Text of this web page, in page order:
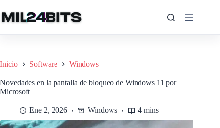
al
contenido
Inicio Software Windows
Novedades en la pantalla de bloqueo de Windows 11 por
Microsoft
Ene 2, 2026 Windows 4 mins